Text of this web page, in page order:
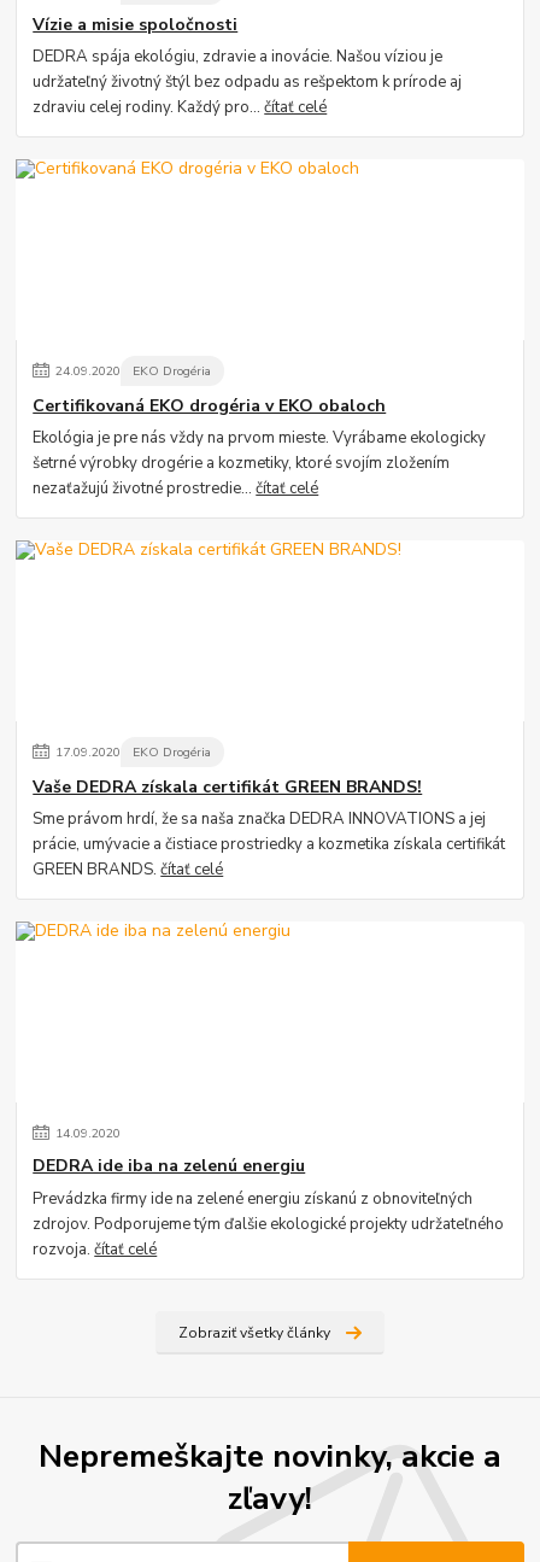
Vízie a misie spoločnosti
DEDRA spája ekológiu, zdravie a inovácie. Našou víziou je
udržateľný životný štýl bez odpadu as rešpektom k prírode aj
zdraviu celej rodiny. Každý pro...čítať celé
24.09.2020 EKO Drogéria
Certifikovaná EKO drogéria v EKO obaloch
Ekológia je pre nás vždy na prvom mieste. Vyrábame ekologicky
šetrné výrobky drogérie a kozmetiky, ktoré svojím zložením
nezaťažujú životné prostredie...čítať celé
17.09.2020 EKO Drogéria
Vaše DEDRA získala certifikát GREEN BRANDS!
Sme právom hrdí, že sa naša značka DEDRA INNOVATIONS a jej
prácie, umývacie a čistiace prostriedky a kozmetika získala certifikát
GREEN BRANDS.čítať celé
14.09.2020
DEDRA ide iba na zelenú energiu
Prevádzka firmy ide na zelené energiu získanú z obnoviteľných
zdrojov. Podporujeme tým ďalšie ekologické projekty udržateľného
rozvoja.čítať celé
Zobraziť všetky články
Nepremeškajte novinky, akcie a
zľavy!